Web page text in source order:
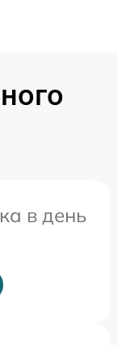
в день